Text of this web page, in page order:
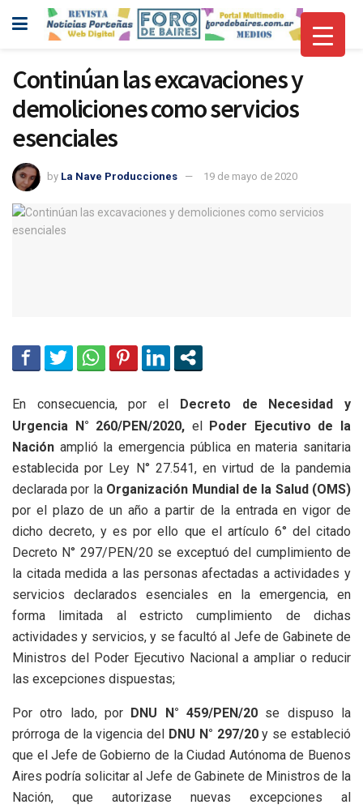
Continúan las excavaciones y
demoliciones como servicios
esenciales
by La Nave Producciones 19 de mayo de 2020
En consecuencia, por el
Decreto de Necesidad y
Urgencia N° 260/PEN/2020, el Poder Ejecutivo de la
Nación amplió la emergencia pública en materia sanitaria
establecida por Ley N° 27.541, en virtud de la pandemia
declarada por la Organización Mundial de la Salud (OMS)
por el plazo de un año a partir de la entrada en vigor de
dicho decreto, y es por ello que el artículo 6° del citado
Decreto N° 297/PEN/20 se exceptuó del cumplimiento de
la citada medida a las personas afectadas a actividades y
servicios declarados esenciales en la emergencia, en
forma limitada al estricto cumplimiento de dichas
actividades y servicios, y se facultó al Jefe de Gabinete de
Ministros del Poder Ejecutivo Nacional a ampliar o reducir
las excepciones dispuestas;
Por otro lado, por DNU N° 459/PEN/20 se dispuso la
prórroga de la vigencia del DNU N° 297/20y se estableció
que el Jefe de Gobierno de la Ciudad Autónoma de Buenos
Aires podría solicitar al Jefe de Gabinete de Ministros de la
Nación, que autorizase nuevas excepciones al